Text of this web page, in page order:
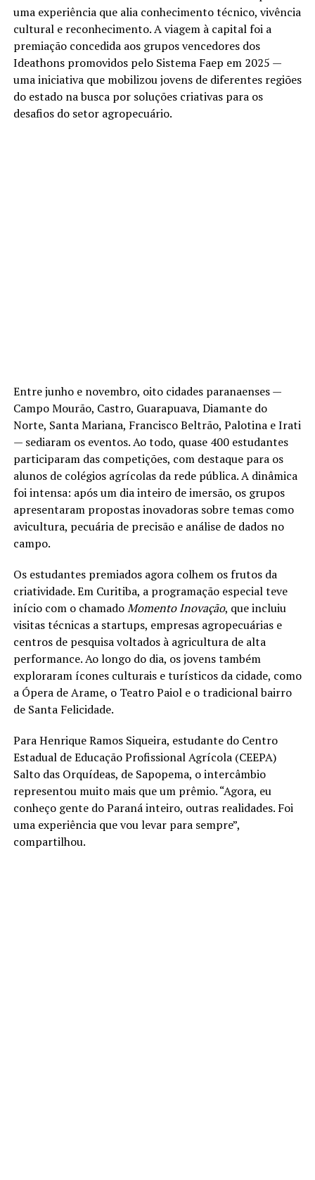
uma experiência que alia conhecimento técnico, vivência
cultural e reconhecimento. A viagem à capital foi a
premiação concedida aos grupos vencedores dos
Ideathons promovidos pelo Sistema Faep em 2025 —
uma iniciativa que mobilizou jovens de diferentes regiões
do estado na busca por soluções criativas para os
desafios do setor agropecuário.
Entre junho e novembro, oito cidades paranaenses —
Campo Mourão, Castro, Guarapuava, Diamante do
Norte, Santa Mariana, Francisco Beltrão, Palotina e Irati
— sediaram os eventos. Ao todo, quase 400 estudantes
participaram das competições, com destaque para os
alunos de colégios agrícolas da rede pública. A dinâmica
foi intensa: após um dia inteiro de imersão, os grupos
apresentaram propostas inovadoras sobre temas como
avicultura, pecuária de precisão e análise de dados no
campo.
Os estudantes premiados agora colhem os frutos da
criatividade. Em Curitiba, a programação especial teve
início com o chamadoMomento Inovação, que incluiu
visitas técnicas a startups, empresas agropecuárias e
centros de pesquisa voltados à agricultura de alta
performance. Ao longo do dia, os jovens também
exploraram ícones culturais e turísticos da cidade, como
a Ópera de Arame, o Teatro Paiol e o tradicional bairro
de Santa Felicidade.
Para Henrique Ramos Siqueira, estudante do Centro
Estadual de Educação Profissional Agrícola (CEEPA)
Salto das Orquídeas, de Sapopema, o intercâmbio
representou muito mais que um prêmio. “Agora, eu
conheço gente do Paraná inteiro, outras realidades. Foi
uma experiência que vou levar para sempre”,
compartilhou.